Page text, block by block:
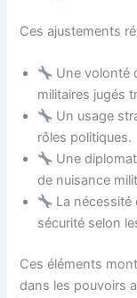
Ces ajustements
Une volonté
militaires jugés
Un usage
rôles politiques.
Une
de nuisance
La nécessité
sécurité selon
Ces éléments
dans les pouvoirs